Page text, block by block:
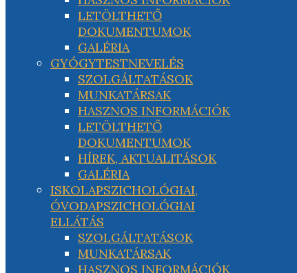
LETÖLTHETŐ
DOKUMENTUMOK
GALÉRIA
GYÓGYTESTNEVELÉS
SZOLGÁLTATÁSOK
MUNKATÁRSAK
HASZNOS INFORMÁCIÓK
LETÖLTHETŐ
DOKUMENTUMOK
HÍREK, AKTUALITÁSOK
GALÉRIA
ISKOLAPSZICHOLÓGIAI,
ÓVODAPSZICHOLÓGIAI
ELLÁTÁS
SZOLGÁLTATÁSOK
MUNKATÁRSAK
HASZNOS INFORMÁCIÓK